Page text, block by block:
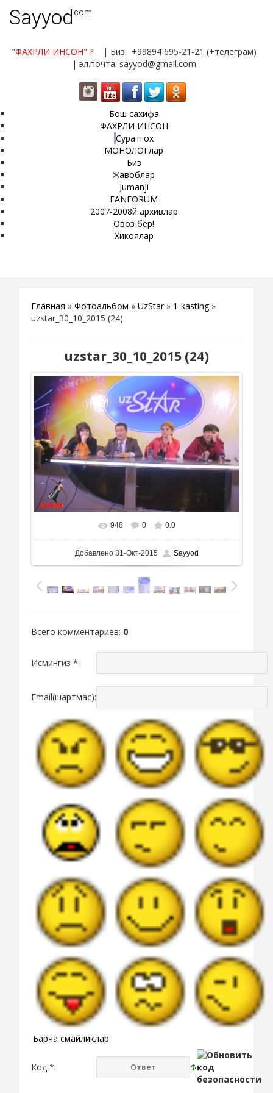
Sayyod.com
"ФАХРЛИ ИНСОН" ?
| Биз: +99894 695-21-21 (+телеграм)
| эл.почта: sayyod@gmail.com
Бош сахифа
ФАХРЛИ ИНСОН
Суратгох
МОНОЛОГлар
Биз
Жавоблар
Jumanji
FANFORUM
2007-2008й архивлар
Овоз бер!
Хикоялар
Главная » Фотоальбом » UzStar» 1-kasting»
uzstar_30_10_2015 (24)
uzstar_30_10_2015 (24)
948 0 0.0
Добавлено31-Окт-2015 Sayyod
Всего комментариев: 0
Исмингиз *:
Email(шартмас):
Барча смайликлар
Код *: